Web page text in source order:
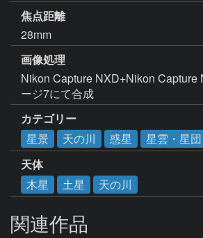
焦点距離
28mm
画像処理
Nikon Capture NXD+Nikon Capture
ージ7にて合成
カテゴリー
星景
天の川 惑星
星雲・星
天体
木星
土星 天の川
関連作品